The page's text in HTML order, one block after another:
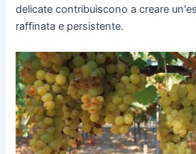
delicate contribuiscono a creare
raffinata e persistente.